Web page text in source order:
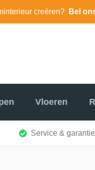
creëren? Bel
Vloeren
Service & garantie